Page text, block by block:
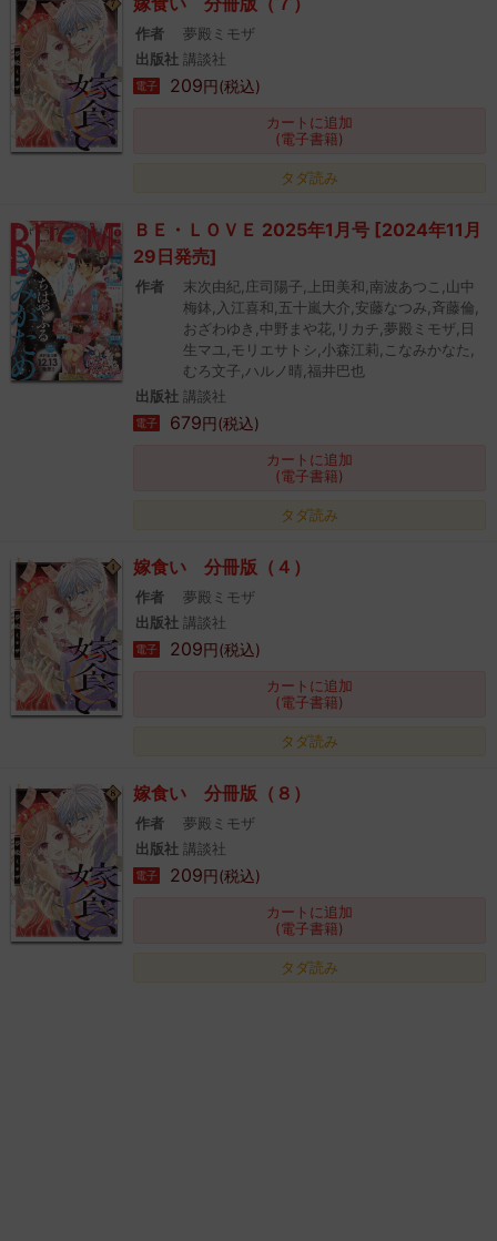
作者
夢殿ミモザ
出版社 講談社
電子 209円(税込)
カートに追加
(電子書籍)
タダ読み
ＢＥ・ＬＯＶＥ 2025年1月号 [2024年11月
29日発売]
作者
末次由紀,庄司陽子,上田美和,南波あつこ,山中
梅鉢,入江喜和,五十嵐大介,安藤なつみ,斉藤倫,
おざわゆき,中野まや花,リカチ,夢殿ミモザ,日
生マユ,モリエサトシ,小森江莉,こなみかなた,
むろ文子,ハルノ晴,福井巴也
出版社 講談社
電子 679円(税込)
カートに追加
(電子書籍)
タダ読み
嫁食い 分冊版（４）
作者
夢殿ミモザ
出版社 講談社
電子 209円(税込)
カートに追加
(電子書籍)
タダ読み
嫁食い 分冊版（８）
作者
夢殿ミモザ
出版社 講談社
電子 209円(税込)
カートに追加
(電子書籍)
タダ読み